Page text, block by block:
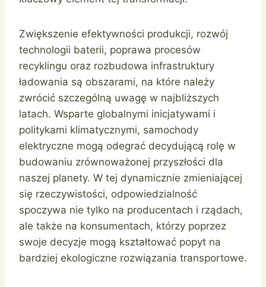
Zwiększenie efektywności produkcji, rozwój
technologii baterii, poprawa procesów
recyklingu oraz rozbudowa infrastruktury
ładowania są obszarami, na które należy
zwrócić szczególną uwagę w najbliższych
latach. Wsparte globalnymi inicjatywami i
politykami klimatycznymi, samochody
elektryczne mogą odegrać decydującą rolę w
budowaniu zrównoważonej przyszłości dla
naszej planety. W tej dynamicznie zmieniającej
się rzeczywistości, odpowiedzialność
spoczywa nie tylko na producentach i rządach,
ale także na konsumentach, którzy poprzez
swoje decyzje mogą kształtować popyt na
bardziej ekologiczne rozwiązania transportowe.